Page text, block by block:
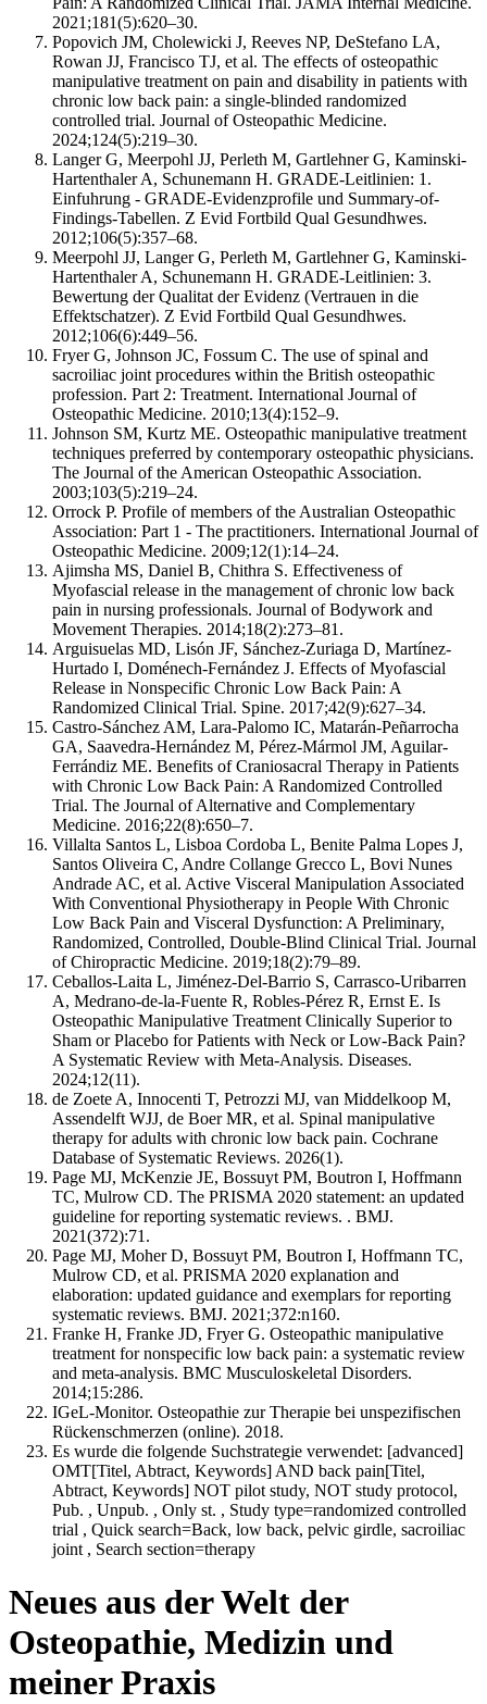
2021;181(5):620–30.
Popovich JM, Cholewicki J, Reeves NP, DeStefano LA,
Rowan JJ, Francisco TJ, et al. The effects of osteopathic
manipulative treatment on pain and disability in patients with
chronic low back pain: a single-blinded randomized
controlled trial. Journal of Osteopathic Medicine.
2024;124(5):219–30.
Langer G, Meerpohl JJ, Perleth M, Gartlehner G, Kaminski-
Hartenthaler A, Schunemann H. GRADE-Leitlinien: 1.
Einfuhrung - GRADE-Evidenzprofile und Summary-of-
Findings-Tabellen. Z Evid Fortbild Qual Gesundhwes.
2012;106(5):357–68.
Meerpohl JJ, Langer G, Perleth M, Gartlehner G, Kaminski-
Hartenthaler A, Schunemann H. GRADE-Leitlinien: 3.
Bewertung der Qualitat der Evidenz (Vertrauen in die
Effektschatzer). Z Evid Fortbild Qual Gesundhwes.
2012;106(6):449–56.
Fryer G, Johnson JC, Fossum C. The use of spinal and
sacroiliac joint procedures within the British osteopathic
profession. Part 2: Treatment. International Journal of
Osteopathic Medicine. 2010;13(4):152–9.
Johnson SM, Kurtz ME. Osteopathic manipulative treatment
techniques preferred by contemporary osteopathic physicians.
The Journal of the American Osteopathic Association.
2003;103(5):219–24.
Orrock P. Profile of members of the Australian Osteopathic
Association: Part 1 - The practitioners. International Journal of
Osteopathic Medicine. 2009;12(1):14–24.
Ajimsha MS, Daniel B, Chithra S. Effectiveness of
Myofascial release in the management of chronic low back
pain in nursing professionals. Journal of Bodywork and
Movement Therapies. 2014;18(2):273–81.
Arguisuelas MD, Lisón JF, Sánchez-Zuriaga D, Martínez-
Hurtado I, Doménech-Fernández J. Effects of Myofascial
Release in Nonspecific Chronic Low Back Pain: A
Randomized Clinical Trial. Spine. 2017;42(9):627–34.
Castro-Sánchez AM, Lara-Palomo IC, Matarán-Peñarrocha
GA, Saavedra-Hernández M, Pérez-Mármol JM, Aguilar-
Ferrándiz ME. Benefits of Craniosacral Therapy in Patients
with Chronic Low Back Pain: A Randomized Controlled
Trial. The Journal of Alternative and Complementary
Medicine. 2016;22(8):650–7.
Villalta Santos L, Lisboa Cordoba L, Benite Palma Lopes J,
Santos Oliveira C, Andre Collange Grecco L, Bovi Nunes
Andrade AC, et al. Active Visceral Manipulation Associated
With Conventional Physiotherapy in People With Chronic
Low Back Pain and Visceral Dysfunction: A Preliminary,
Randomized, Controlled, Double-Blind Clinical Trial. Journal
of Chiropractic Medicine. 2019;18(2):79–89.
Ceballos-Laita L, Jiménez-Del-Barrio S, Carrasco-Uribarren
A, Medrano-de-la-Fuente R, Robles-Pérez R, Ernst E. Is
Osteopathic Manipulative Treatment Clinically Superior to
Sham or Placebo for Patients with Neck or Low-Back Pain?
A Systematic Review with Meta-Analysis. Diseases.
2024;12(11).
de Zoete A, Innocenti T, Petrozzi MJ, van Middelkoop M,
Assendelft WJJ, de Boer MR, et al. Spinal manipulative
therapy for adults with chronic low back pain. Cochrane
Database of Systematic Reviews. 2026(1).
Page MJ, McKenzie JE, Bossuyt PM, Boutron I, Hoffmann
TC, Mulrow CD. The PRISMA 2020 statement: an updated
guideline for reporting systematic reviews. . BMJ.
2021(372):71.
Page MJ, Moher D, Bossuyt PM, Boutron I, Hoffmann TC,
Mulrow CD, et al. PRISMA 2020 explanation and
elaboration: updated guidance and exemplars for reporting
systematic reviews. BMJ. 2021;372:n160.
Franke H, Franke JD, Fryer G. Osteopathic manipulative
treatment for nonspecific low back pain: a systematic review
and meta-analysis. BMC Musculoskeletal Disorders.
2014;15:286.
IGeL-Monitor. Osteopathie zur Therapie bei unspezifischen
Rückenschmerzen (online). 2018.
Es wurde die folgende Suchstrategie verwendet: [advanced]
OMT[Titel, Abtract, Keywords] AND back pain[Titel,
Abtract, Keywords] NOT pilot study, NOT study protocol,
Pub. , Unpub. , Only st. , Study type=randomized controlled
trial , Quick search=Back, low back, pelvic girdle, sacroiliac
joint , Search section=therapy
Neues aus der Welt der
Osteopathie, Medizin und
meiner Praxis